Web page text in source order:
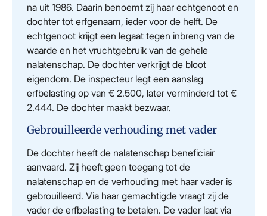
na uit 1986. Daarin benoemt zij haar echtgenoot en
dochter tot erfgenaam, ieder voor de helft. De
echtgenoot krijgt een legaat tegen inbreng van de
waarde en het vruchtgebruik van de gehele
nalatenschap. De dochter verkrijgt de bloot
eigendom. De inspecteur legt een aanslag
erfbelasting op van € 2.500, later verminderd tot €
2.444. De dochter maakt bezwaar.
Gebrouilleerde verhouding met vader
De dochter heeft de nalatenschap beneficiair
aanvaard. Zij heeft geen toegang tot de
nalatenschap en de verhouding met haar vader is
gebrouilleerd. Via haar gemachtigde vraagt zij de
vader de erfbelasting te betalen. De vader laat via